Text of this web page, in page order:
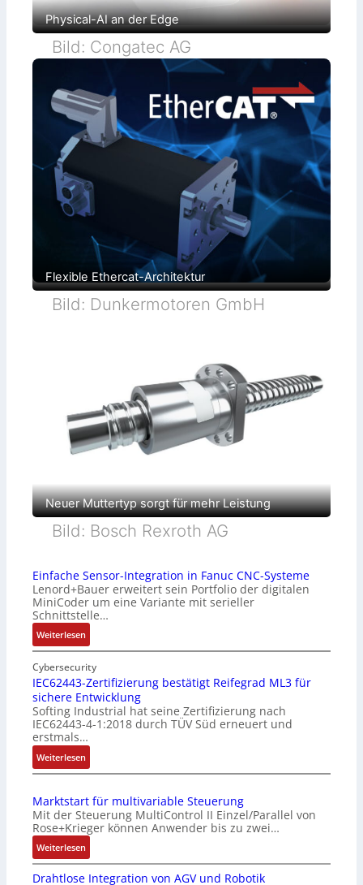
Physical-AI an der Edge
Bild: Congatec AG
Flexible Ethercat-Architektur
Bild: Dunkermotoren GmbH
Neuer Muttertyp sorgt für mehr Leistung
Bild: Bosch Rexroth AG
Einfache Sensor-Integration in Fanuc CNC-Systeme
Lenord+Bauer erweitert sein Portfolio der digitalen
MiniCoder um eine Variante mit serieller
Schnittstelle…
Weiterlesen:
E
i
n
f
a
c
h
e
S
n
s
o
r
-
Cybersecurity
IEC62443-Zertifizierung bestätigt Reifegrad ML3 für
sichere Entwicklung
Softing Industrial hat seine Zertifizierung nach
IEC62443-4-1:2018 durch TÜV Süd erneuert und
erstmals…
Weiterlesen:
I
C
6
2
4
4
Marktstart für multivariable Steuerung
Mit der Steuerung MultiControl II Einzel/Parallel von
Rose+Krieger können Anwender bis zu zwei…
Weiterlesen:
M
a
Drahtlose Integration von AGV und Robotik